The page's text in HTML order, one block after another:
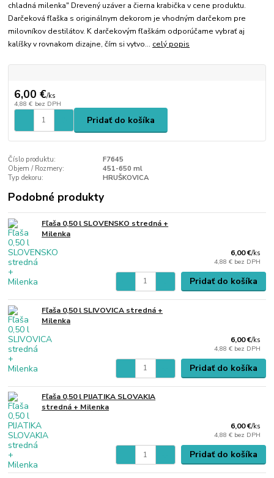
chladná milenka" Drevený uzáver a čierna krabička v cene produktu.
Darčeková fľaška s originálnym dekorom je vhodným darčekom pre
milovníkov destilátov. K darčekovým fľaškám odporúčame vybrať aj
kalíšky v rovnakom dizajne, čím si vytvo... celý popis
6,00 €/ks
4,88 € bez DPH
Pridať do košíka
Číslo produktu:
F7645
Objem / Rozmery:
451-650 ml
Typ dekoru:
HRUŠKOVICA
Podobné produkty
Fľaša 0,50 l SLOVENSKO stredná +
Milenka
6,00 €/ks
4,88 € bez DPH
Pridať do košíka
Fľaša 0,50 l SLIVOVICA stredná +
Milenka
6,00 €/ks
4,88 € bez DPH
Pridať do košíka
Fľaša 0,50 l PIJATIKA SLOVAKIA
stredná + Milenka
6,00 €/ks
4,88 € bez DPH
Pridať do košíka